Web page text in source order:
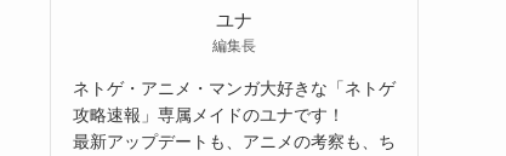
ユナ
編集長
ネトゲ・アニメ・マンガ大好きな「ネトゲ
攻略速報」専属メイドのユナです！
最新アップデートも、アニメの考察も、ち